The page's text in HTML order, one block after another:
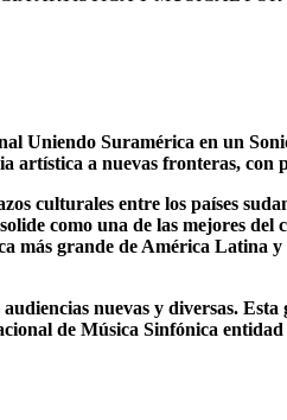
Suramérica en un
a nuevas fronteras, con
culturales entre los países
como una de las mejores del
más grande de América
nuevas y diversas.
de Música Sinfónica